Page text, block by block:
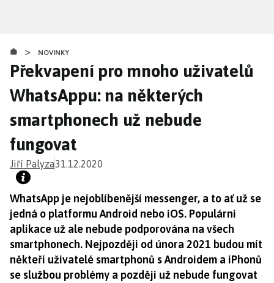
obsahu
> NOVINKY
Překvapení pro mnoho uživatelů
WhatsAppu: na některých
smartphonech už nebude
fungovat
Jiří Palyza31.12.2020
WhatsApp je nejoblíbenější messenger, a to ať už se
jedná o platformu Android nebo iOS. Populární
aplikace už ale nebude podporována na všech
smartphonech. Nejpozději od února 2021 budou mít
někteří uživatelé smartphonů s Androidem a iPhonů
se službou problémy a později už nebude fungovat